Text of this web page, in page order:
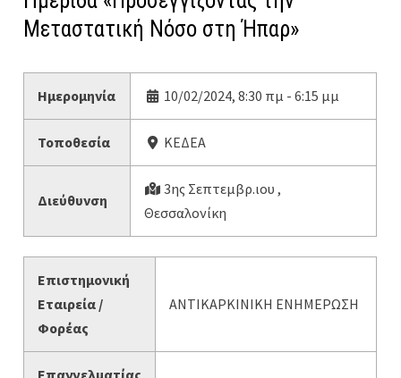
Μεταστατική Νόσο στη Ήπαρ»
Ημερομηνία 10/02/2024, 8:30 πμ - 6:15 μμ
Τοποθεσία ΚΕΔΕΑ
Διεύθυνση
3ης Σεπτεμβρ.ιου ,
Θεσσαλονίκη
Επιστημονική
Εταιρεία /
Φορέας
ΑΝΤΙΚΑΡΚΙΝΙΚΗ ΕΝΗΜΕΡΩΣΗ